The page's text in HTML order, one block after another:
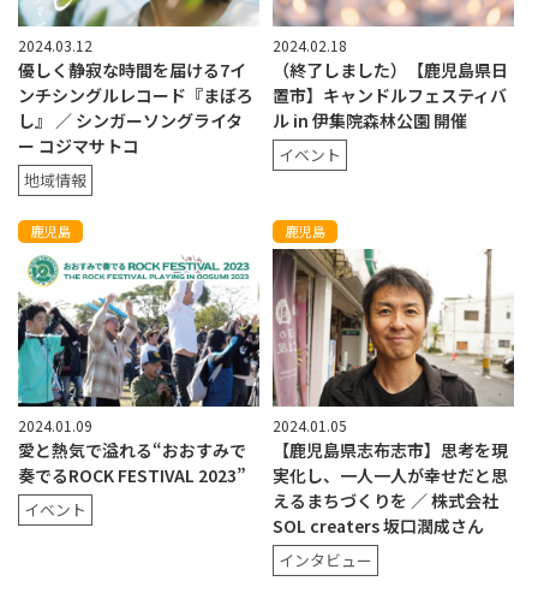
2024.03.12
優しく静寂な時間を届ける7イ
ンチシングルレコード『まぼろ
し』 ／ シンガーソングライタ
ー コジマサトコ
地域情報
2024.02.18
（終了しました）【鹿児島県日
置市】キャンドルフェスティバ
ル in 伊集院森林公園 開催
イベント
鹿児島
2024.01.09
愛と熱気で溢れる“おおすみで
奏でるROCK FESTIVAL 2023”
イベント
鹿児島
2024.01.05
【鹿児島県志布志市】思考を現
実化し、一人一人が幸せだと思
えるまちづくりを ／ 株式会社
SOL creaters 坂口潤成さん
インタビュー